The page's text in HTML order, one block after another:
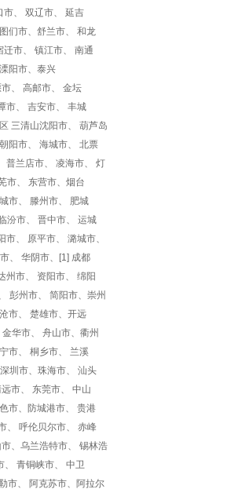
市、 双辽市、 延吉
们市、舒兰市、 和龙
市、 镇江市、 南通
阳市、泰兴
、 高邮市、 金坛
市、 吉安市、 丰城
三清山沈阳市、 葫芦岛
阳市、 海城市、 北票
普兰店市、 凌海市、 灯
市、 东营市、烟台
市、 滕州市、 肥城
汾市、 晋中市、 运城
、 原平市、 潞城市、
、 华阴市、[1] 成都
州市、 资阳市、 绵阳
彭州市、 简阳市、崇州
市、 楚雄市、开远
华市、 舟山市、衢州
市、 桐乡市、 兰溪
圳市、珠海市、 汕头
市、 东莞市、 中山
市、防城港市、 贵港
、 呼伦贝尔市、 赤峰
、乌兰浩特市、 锡林浩
、 青铜峡市、 中卫
市、 阿克苏市、阿拉尔